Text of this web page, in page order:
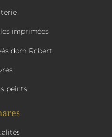
imprimées
dom Robert
peints